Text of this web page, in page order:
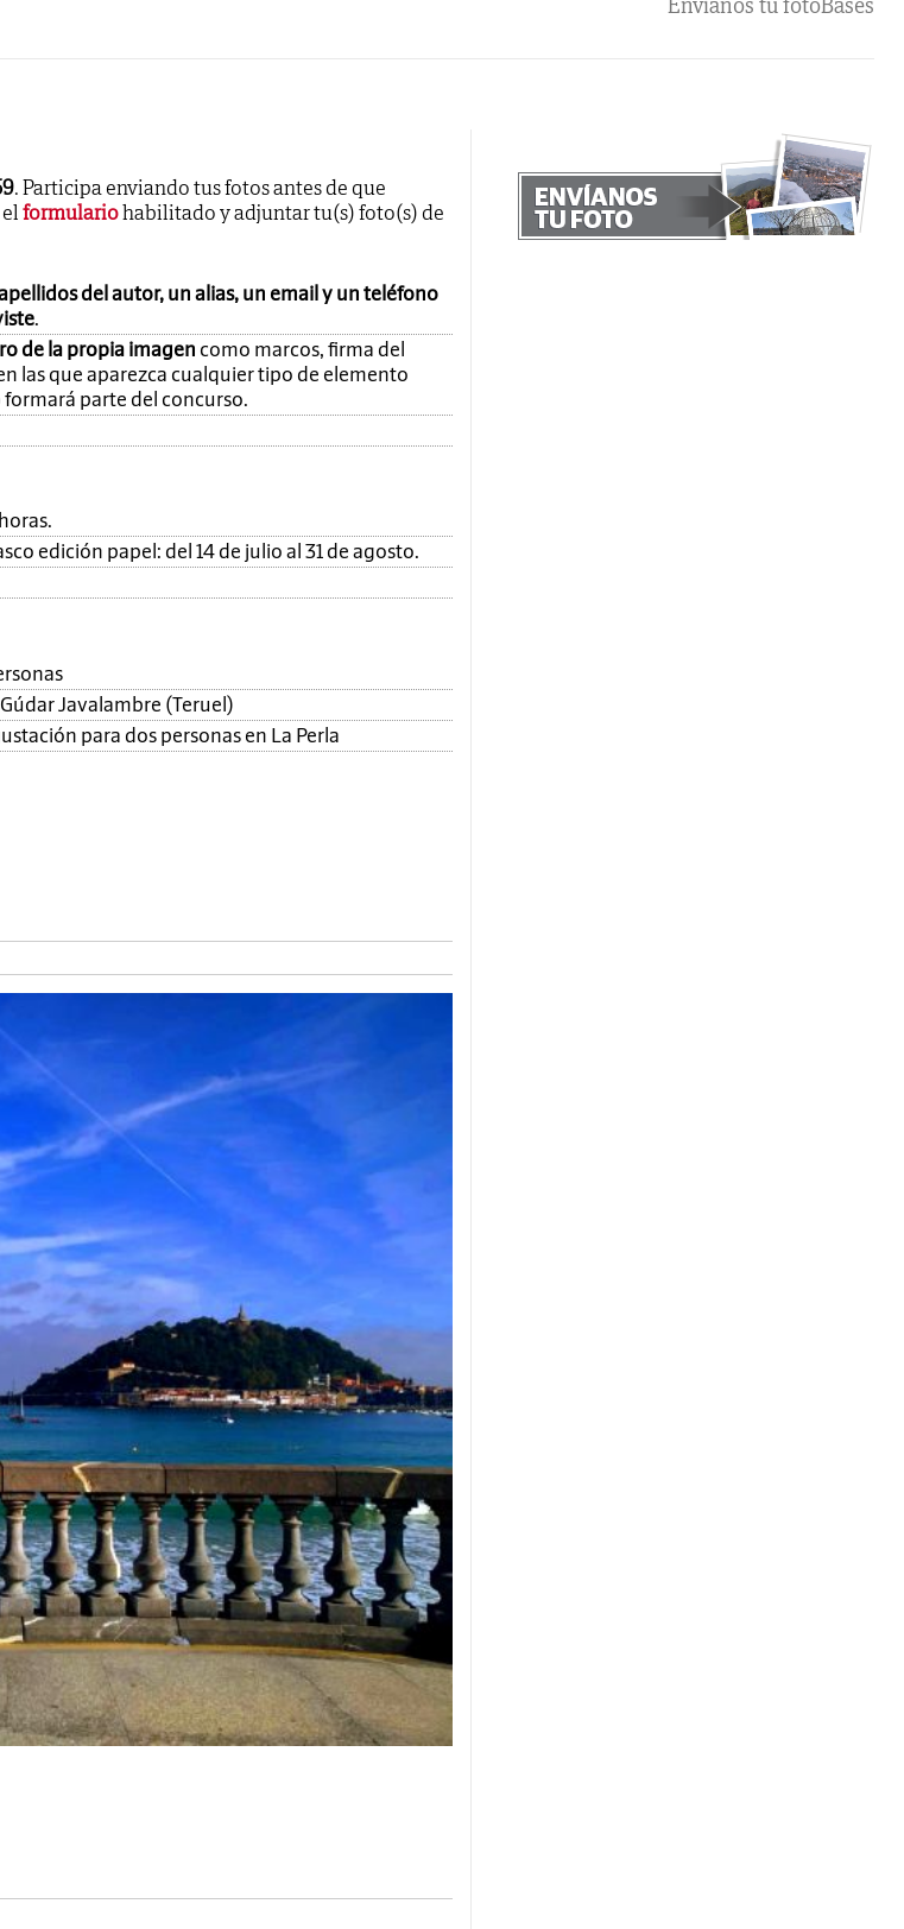
Envíanos tu fotoBases
. Participa enviando tus fotos antes de que
formulariohabilitado y adjuntar tu(s) foto(s) de
del autor, un alias, un email y un teléfono
.
de la propia imagen como marcos, firma del
las que aparezca cualquier tipo de elemento
parte del concurso.
edición papel: del 14 de julio al 31 de agosto.
Javalambre (Teruel)
para dos personas en La Perla